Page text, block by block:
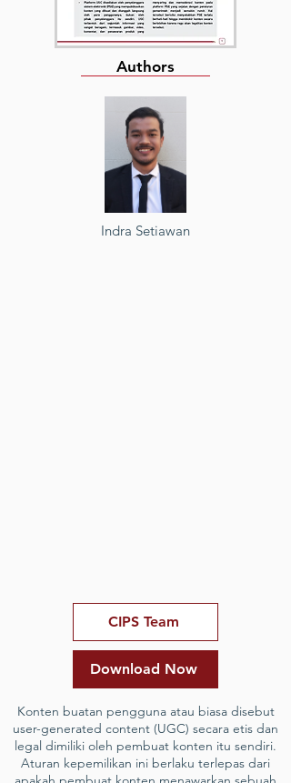
Authors
Indra Setiawan
CIPS Team
Download Now
Konten buatan pengguna atau biasa disebut
user-generated content (UGC) secara etis dan
legal dimiliki oleh pembuat konten itu sendiri.
Aturan kepemilikan ini berlaku terlepas dari